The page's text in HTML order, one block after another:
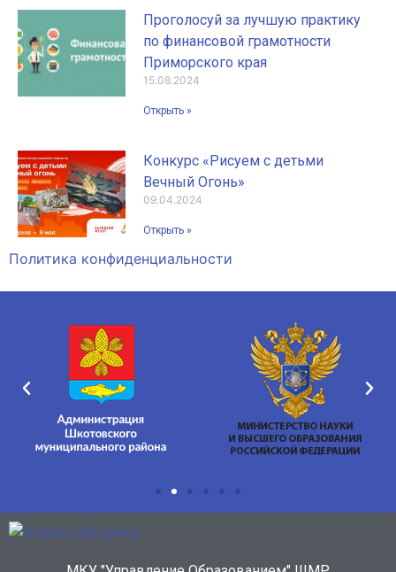
Проголосуй за лучшую практику
по финансовой грамотности
Приморского края
15.08.2024
Открыть »
Конкурс «Рисуем с детьми
Вечный Огонь»
09.04.2024
Открыть »
Политика конфиденциальности